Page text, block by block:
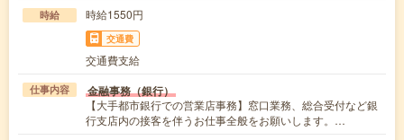
時給 時給1550円
交通費
交通費支給
仕事内容 金融事務（銀行）
【大手都市銀行での営業店事務】窓口業務、総合受付など銀
行支店内の接客を伴うお仕事全般をお願いします。…